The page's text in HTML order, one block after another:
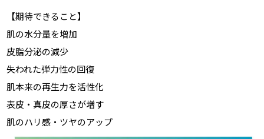
【期待できること】
肌の水分量を増加
皮脂分泌の減少
失われた弾力性の回復
肌本来の再生力を活性化
表皮・真皮の厚さが増す
肌のハリ感・ツヤのアップ